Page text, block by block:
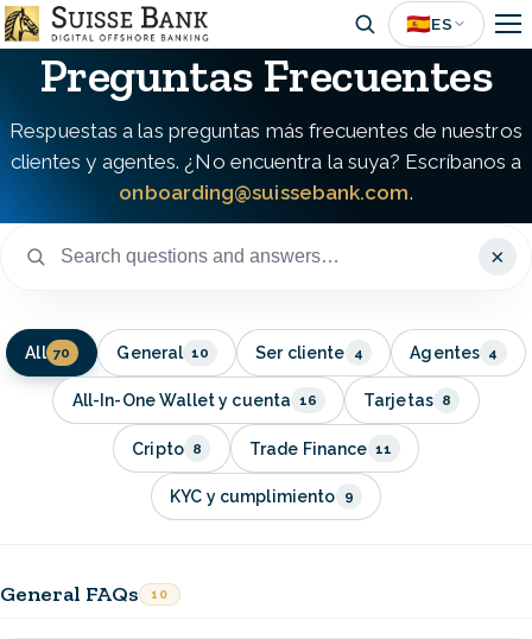
Skip
to
main
content
🇪🇸ES
Preguntas Frecuentes
Respuestas a las preguntas más frecuentes de nuestros
clientes y agentes. ¿No encuentra la suya? Escríbanos a
onboarding@suissebank.com.
×
All 70 General 10 Ser cliente 4 Agentes 4
All-In-One Wallet y cuenta 16 Tarjetas 8
Cripto 8 Trade Finance 11
KYC y cumplimiento 9
General FAQs 10